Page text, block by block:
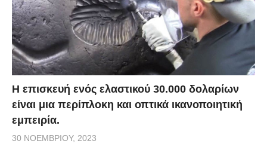
Η επισκευή ενός ελαστικού 30.000 δολαρίων
είναι μια περίπλοκη και οπτικά ικανοποιητική
εμπειρία.
30 ΝΟΕΜΒΡΊΟΥ, 2023